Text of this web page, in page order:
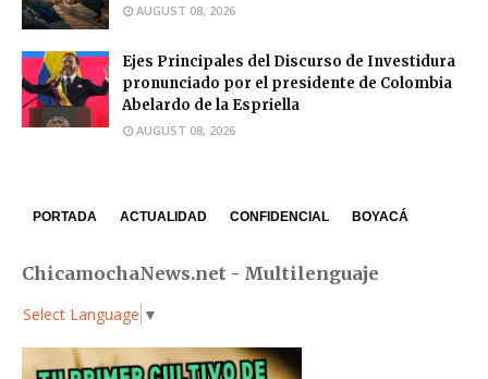
AUGUST 08, 2026
Ejes Principales del Discurso de Investidura
pronunciado por el presidente de Colombia
Abelardo de la Espriella
AUGUST 08, 2026
PORTADA ACTUALIDAD CONFIDENCIAL BOYACÁ
ChicamochaNews.net - Multilenguaje
Select Language ▼